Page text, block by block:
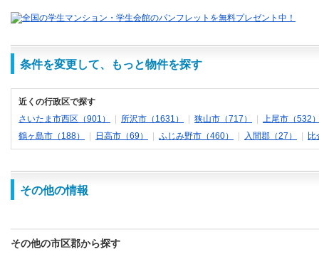
条件を変更して、もっと物件を探す
近くの行政区で探す
さいたま市西区（901）
所沢市（1631） 狭山市（717）
上尾市（532
鶴ヶ島市（188）
日高市（69） ふじみ野市（460） 入間郡（27） 比
その他の情報
その他の市区郡から探す